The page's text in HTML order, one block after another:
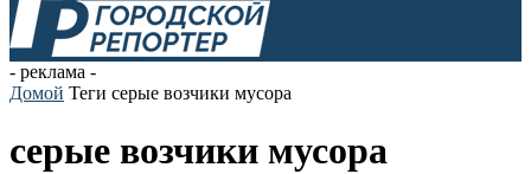
- реклама -
Домой Теги серые возчики мусора
серые возчики мусора